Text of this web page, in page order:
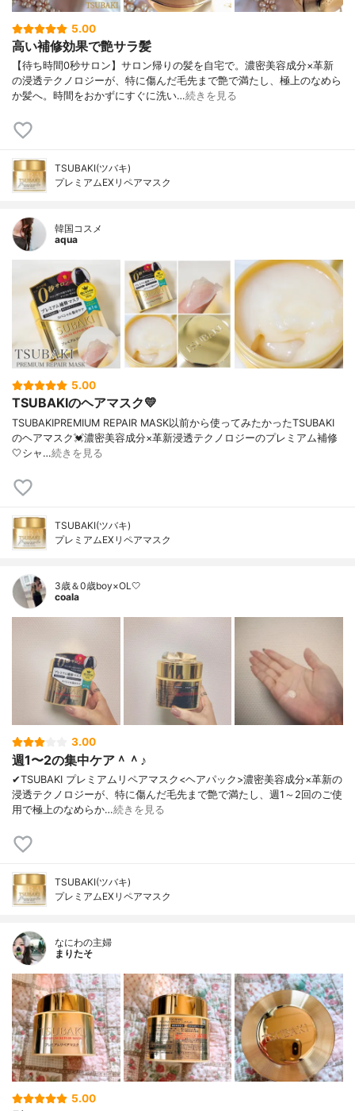
5.00
高い補修効果で艶サラ髪
【待ち時間0秒サロン】サロン帰りの髪を自宅で。濃密美容成分×革新
の浸透テクノロジーが、特に傷んだ毛先まで艶で満たし、極上のなめら
か髪へ。時間をおかずにすぐに洗い…続きを見る
TSUBAKI(ツバキ)
プレミアムEXリペアマスク
韓国コスメ
aqua
5.00
TSUBAKIのヘアマスク💛
TSUBAKIPREMIUM REPAIR MASK以前から使ってみたかったTSUBAKI
のヘアマスク💓濃密美容成分×革新浸透テクノロジーのプレミアム補修
🤍シャ…続きを見る
TSUBAKI(ツバキ)
プレミアムEXリペアマスク
3歳＆0歳boy×OL🤍
coala
3.00
週1〜2の集中ケア＾＾♪
✔︎TSUBAKI プレミアムリペアマスク<ヘアパック>濃密美容成分×革新の
浸透テクノロジーが、特に傷んだ毛先まで艶で満たし、週1～2回のご使
用で極上のなめらか…続きを見る
TSUBAKI(ツバキ)
プレミアムEXリペアマスク
なにわの主婦
まりたそ
5.00